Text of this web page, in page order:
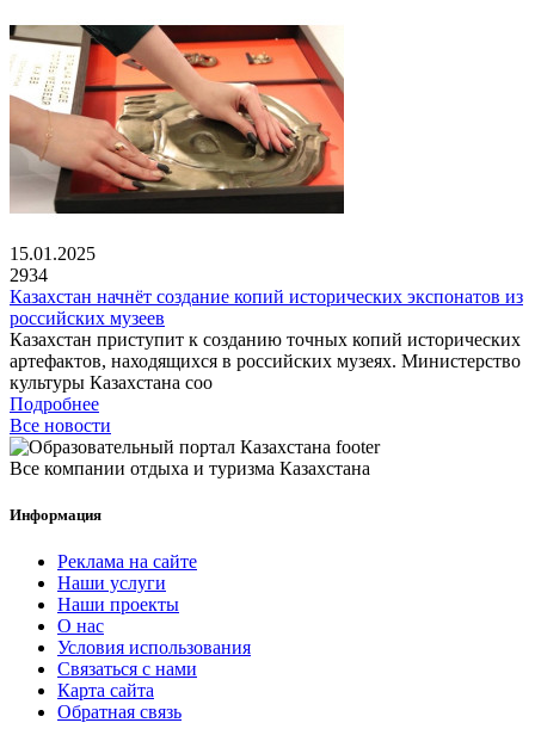
15.01.2025
2934
Казахстан начнёт создание копий исторических экспонатов из
российских музеев
Казахстан приступит к созданию точных копий исторических
артефактов, находящихся в российских музеях. Министерство
культуры Казахстана соо
Подробнее
Все новости
Все компании отдыха и туризма Казахстана
Информация
Реклама на сайте
Наши услуги
Наши проекты
О нас
Условия использования
Связаться с нами
Карта сайта
Обратная связь